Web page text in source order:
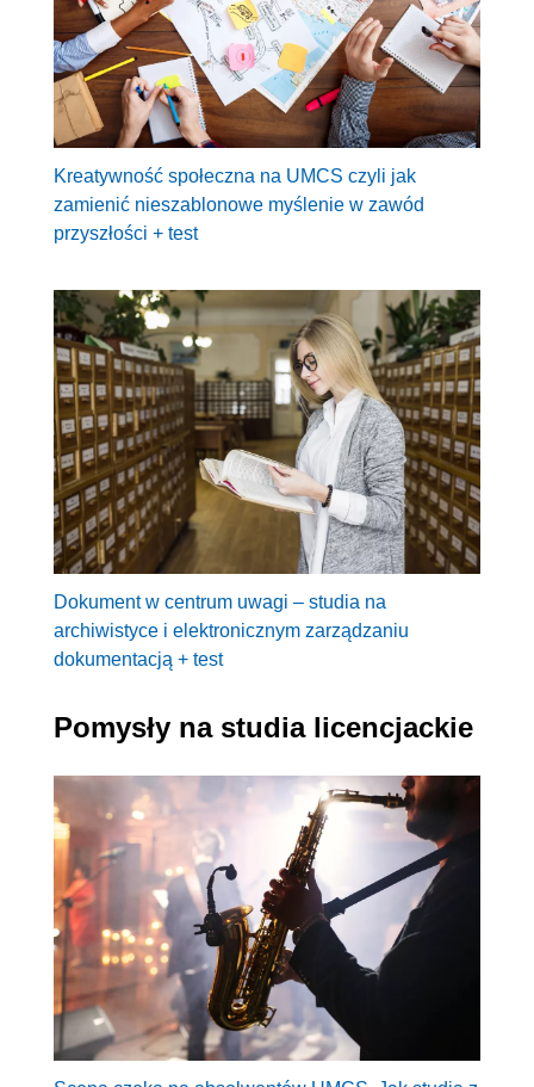
Kreatywność społeczna na UMCS czyli jak
zamienić nieszablonowe myślenie w zawód
przyszłości + test
Dokument w centrum uwagi – studia na
archiwistyce i elektronicznym zarządzaniu
dokumentacją + test
Pomysły na studia licencjackie